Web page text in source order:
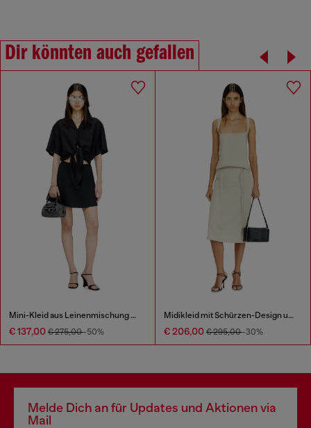
Dir könnten auch gefallen
Mini-Kleid aus Leinenmischung mit Taillenknoten
€ 137,00 € 275,00-50%
Midikleid mit Schürzen-Design und offenem Rücken aus Lyocell
€ 206,00 € 295,00-30%
Melde Dich an für Updates und Aktionen via
Mail